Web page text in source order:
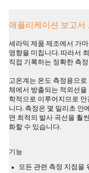
애플리케이션 보고서
세라믹 제품 제조에서 가
영향을 미칩니다. 따라서
직접 기록하는 정확한 측
고온계는 온도 측정용으
체에서 방출되는 적외선
학적으로 이루어지므로
니다. 측정은 몇 밀리초 안
면 최적의 발사 곡선을 훨
화할 수 있습니다.
기능
모든 관련 측정 지점을